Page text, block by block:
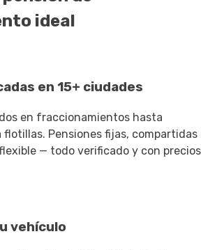
ideal
en 15+ ciudades
en fraccionamientos hasta
flotillas. Pensiones fijas, compartidas
— todo verificado y con precios
vehículo